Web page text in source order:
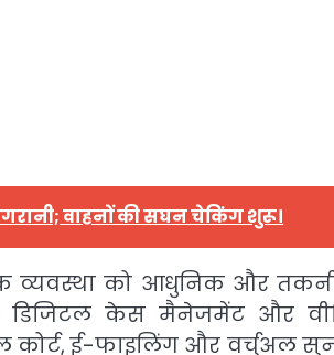
वाहनों की सघन चेकिंग शुरू।
व्यवस्था को आधुनिक और
डिजिटल केस मैनेजमेंट और
कोर्ट, ई-फाइलिंग और वर्चुअल